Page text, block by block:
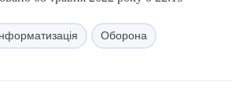
Оборона